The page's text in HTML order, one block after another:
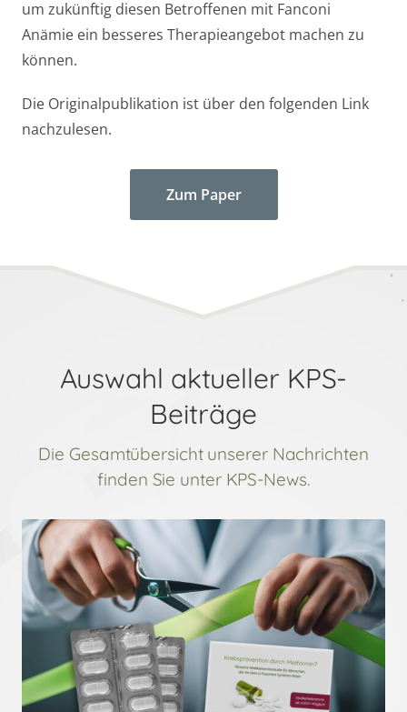
um zukünftig diesen Betroffenen mit Fanconi
Anämie ein besseres Therapieangebot machen zu
können.
Die Originalpublikation ist über den folgenden Link
nachzulesen.
Zum Paper
Auswahl aktueller KPS-
Beiträge
Die Gesamtübersicht unserer Nachrichten
finden Sie unter KPS-News.